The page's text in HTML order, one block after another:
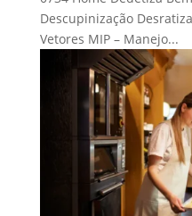
Descupinização
Vetores MIP – Manejo...